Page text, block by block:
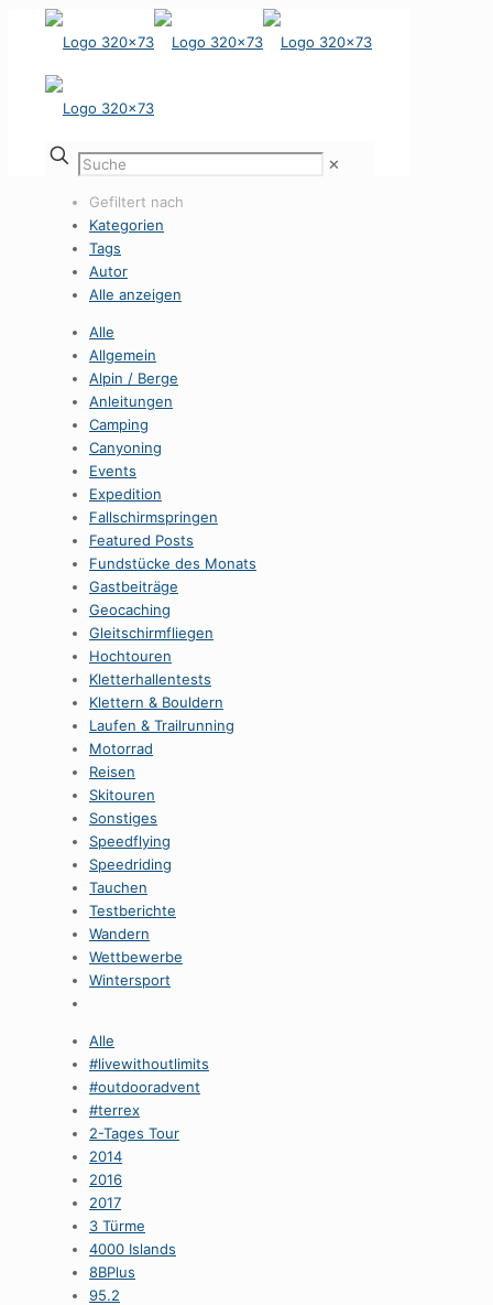
✕
Gefiltert nach
Kategorien
Tags
Autor
Alle anzeigen
Alle
Allgemein
Alpin / Berge
Anleitungen
Camping
Canyoning
Events
Expedition
Fallschirmspringen
Featured Posts
Fundstücke des Monats
Gastbeiträge
Geocaching
Gleitschirmfliegen
Hochtouren
Kletterhallentests
Klettern & Bouldern
Laufen & Trailrunning
Motorrad
Reisen
Skitouren
Sonstiges
Speedflying
Speedriding
Tauchen
Testberichte
Wandern
Wettbewerbe
Wintersport
Alle
#livewithoutlimits
#outdooradvent
#terrex
2-Tages Tour
2014
2016
2017
3 Türme
4000 Islands
8BPlus
95.2